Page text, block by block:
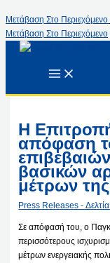
Μετάβαση Στο Περιεχόμενο
Μετάβαση Στο Περιεχόμενο
Η Επιτροπή
απόφαση
βασικών
μέτρων
Press Releases -
Σε απόφασή του, ο
περισσότερους
μέτρων ενεργειακής